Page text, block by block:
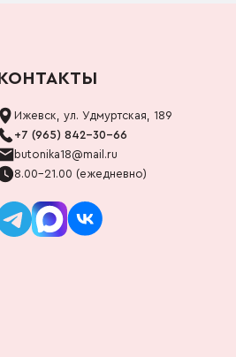
КОНТАКТЫ
Ижевск, ул. Удмуртская, 189
+7 (965) 842-30-66
butonika18@mail.ru
8.00-21.00 (ежедневно)